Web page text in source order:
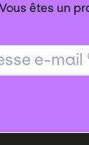
Vous êtes un
e-mail